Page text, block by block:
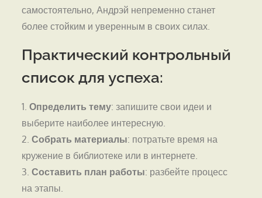
самостоятельно, Андрэй непременно станет
более стойким и уверенным в своих силах.
Практический контрольный
список для успеха:
1.Определить тему: запишите свои идеи и
выберите наиболее интересную.
2.Собрать материалы: потратьте время на
кружение в библиотеке или в интернете.
3.Составить план работы: разбейте процесс
на этапы.